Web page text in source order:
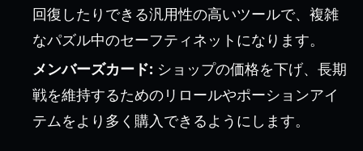
回復したりできる汎用性の高いツールで、複雑
なパズル中のセーフティネットになります。
メンバーズカード: ショップの価格を下げ、長期
戦を維持するためのリロールやポーションアイ
テムをより多く購入できるようにします。